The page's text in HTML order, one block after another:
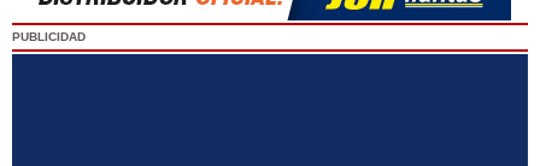
PUBLICIDAD